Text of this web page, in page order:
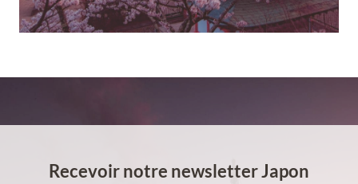
Recevoir notre newsletter Japon